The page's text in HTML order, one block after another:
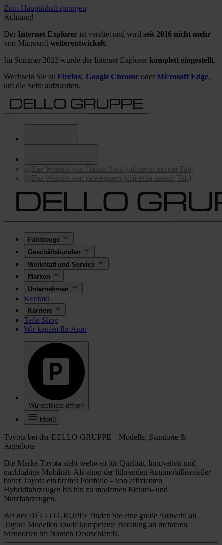
Zum Hauptinhalt springen
Achtung!
Der Internet Explorer ist veraltet und wird seit 2016 nicht mehr
von Microsoft weiterentwickelt.
Im Sommer 2022 wurde der Internet Explorer komplett eingestellt.
Wechseln Sie zu Firefox, Google Chrome oder Microsoft Edge,
um die Seite aufzurufen.
Fahrzeuge
Geschäftskunden
Werkstatt und Service
Marken
Unternehmen
Kontakt
Karriere
Teile-Shop
Wir kaufen Ihr Auto
Wunschliste öffnen
Menü
Toyota bei der DELLO GRUPPE – Modelle, Standorte &
Angebote
Die Marke Toyota steht weltweit für Qualität, Innovation und
nachhaltige Mobilität. Als einer der führenden Automobilhersteller
bietet Toyota ein breites Portfolio – von effizienten
Hybridfahrzeugen bis hin zu modernen Elektro- und
Nutzfahrzeugen.
Bei der DELLO GRUPPE finden Sie eine große Auswahl an
Toyota Modellen sowie kompetente Beratung an mehreren
Standorten im Norden Deutschlands.